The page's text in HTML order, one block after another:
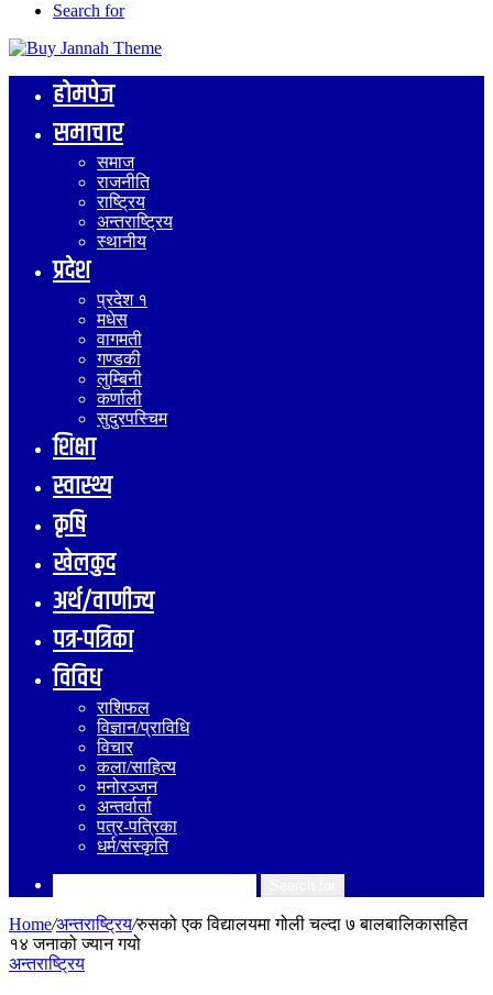
Search for
होमपेज
समाचार
समाज
राजनीति
राष्ट्रिय
अन्तराष्ट्रिय
स्थानीय
प्रदेश
प्रदेश १
मधेस
वागमती
गण्डकी
लुम्बिनी
कर्णाली
सुदुरपस्चिम
शिक्षा
स्वास्थ्य
कृषि
खेलकुद
अर्थ/वाणीज्य
पत्र-पत्रिका
विविध
राशिफल
विज्ञान/प्राविधि
विचार
कला/साहित्य
मनोरञ्जन
अन्तर्वार्ता
पत्र-पत्रिका
धर्म/संस्कृति
Home/अन्तराष्ट्रिय/रुसको एक विद्यालयमा गोली चल्दा ७ बालबालिकासहित
१४ जनाको ज्यान गयो
अन्तराष्ट्रिय